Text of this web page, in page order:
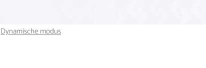
Dynamische modus